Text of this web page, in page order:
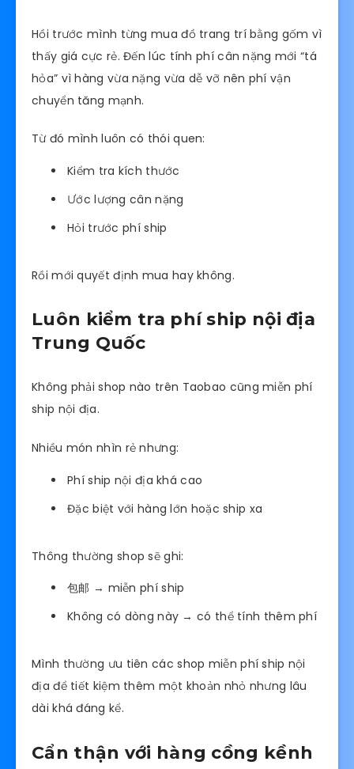
Hồi trước mình từng mua đồ trang trí bằng gốm vì
thấy giá cực rẻ. Đến lúc tính phí cân nặng mới “tá
hỏa” vì hàng vừa nặng vừa dễ vỡ nên phí vận
chuyển tăng mạnh.
Từ đó mình luôn có thói quen:
Kiểm tra kích thước
Ước lượng cân nặng
Hỏi trước phí ship
Rồi mới quyết định mua hay không.
Luôn kiểm tra phí ship nội địa
Trung Quốc
Không phải shop nào trên Taobao cũng miễn phí
ship nội địa.
Nhiều món nhìn rẻ nhưng:
Phí ship nội địa khá cao
Đặc biệt với hàng lớn hoặc ship xa
Thông thường shop sẽ ghi:
包邮 → miễn phí ship
Không có dòng này → có thể tính thêm phí
Mình thường ưu tiên các shop miễn phí ship nội
địa để tiết kiệm thêm một khoản nhỏ nhưng lâu
dài khá đáng kể.
Cẩn thận với hàng cồng kềnh